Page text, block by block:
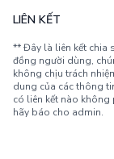
LIÊN KẾT
** Đây là liên kết chia
đồng người dùng,
không chịu trách
dung của các thông
có liên kết nào không
hãy báo cho admin.